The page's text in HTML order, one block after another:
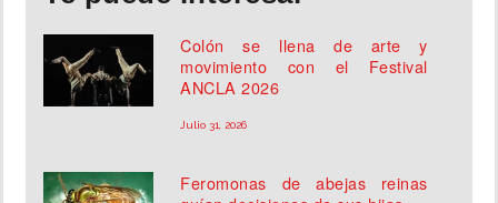
Colón se llena de arte y
movimiento con el Festival
ANCLA 2026
Julio 31, 2026
Feromonas de abejas reinas